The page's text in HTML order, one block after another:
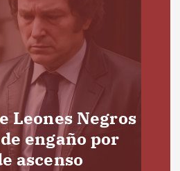
Leones Negros
engaño por
ascenso